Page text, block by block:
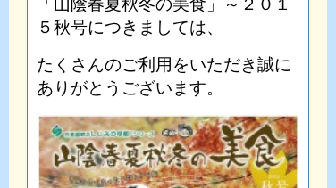
「山陰春夏秋冬の美食」～２０１
５秋号につきましては、
たくさんのご利用をいただき誠に
ありがとうございます。